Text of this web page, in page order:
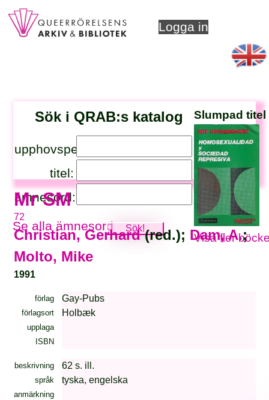
Logga in
Sök i QRAB:s katalog
upphovsperson:
titel:
ämnesord:
Se alla ämnesord
Slumpad titel
Visa fler
Mr SM
72
Christian, Gerhard(red.); Dam, A.;
Molto, Mike
1991
förlag Gay-Pubs
förlagsort Holbæk
upplaga
ISBN
beskrivning 62 s. ill.
språk tyska, engelska
anmärkning